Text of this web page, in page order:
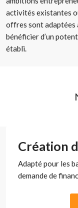
activités existantes
offres sont adaptées
bénéficier d’un
établi.
Création
Adapté pour les
demande de